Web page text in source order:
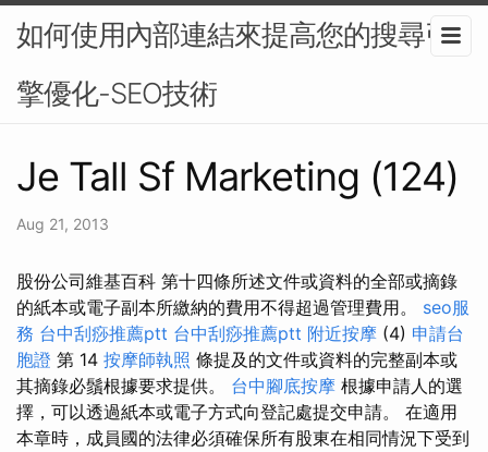
如何使用內部連結來提高您的搜尋引
擎優化-SEO技術
Je Tall Sf Marketing (124)
Aug 21, 2013
股份公司維基百科 第十四條所述文件或資料的全部或摘錄
的紙本或電子副本所繳納的費用不得超過管理費用。 seo服
務 台中刮痧推薦ptt 台中刮痧推薦ptt 附近按摩 (4) 申請台
胞證 第 14 按摩師執照 條提及的文件或資料的完整副本或
其摘錄必鬚根據要求提供。 台中腳底按摩 根據申請人的選
擇，可以透過紙本或電子方式向登記處提交申請。 在適用
本章時，成員國的法律必須確保所有股東在相同情況下受到